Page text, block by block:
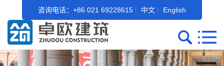
咨询电话：+86 021 69228615 中文 English